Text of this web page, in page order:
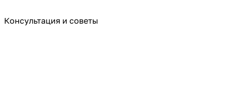
Консультация и советы